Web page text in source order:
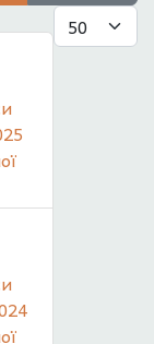
Показувати